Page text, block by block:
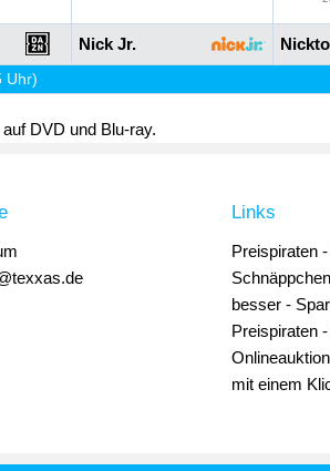
Nick Jr.
Uhr)
DVD und Blu-ray.
Links
Preispiraten
besser -
Preispiraten
mit einem